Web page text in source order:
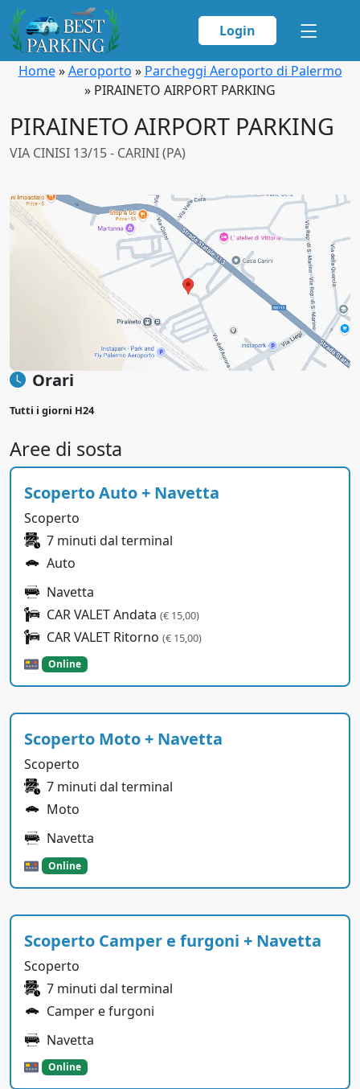
Login
Home»Aeroporto » Parcheggi Aeroporto di Palermo
» PIRAINETO AIRPORT PARKING
PIRAINETO AIRPORT PARKING
VIA CINISI 13/15 - CARINI (PA)
Orari
Tutti i giorni H24
Aree di sosta
Scoperto Auto + Navetta
Scoperto
7 minuti dal terminal
Auto
Navetta
CAR VALET Andata (€ 15,00)
CAR VALET Ritorno (€ 15,00)
Online
Scoperto Moto + Navetta
Scoperto
7 minuti dal terminal
Moto
Navetta
Online
Scoperto Camper e furgoni + Navetta
Scoperto
7 minuti dal terminal
Camper e furgoni
Navetta
Online